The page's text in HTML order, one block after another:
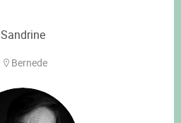
Sandrine
Bernede